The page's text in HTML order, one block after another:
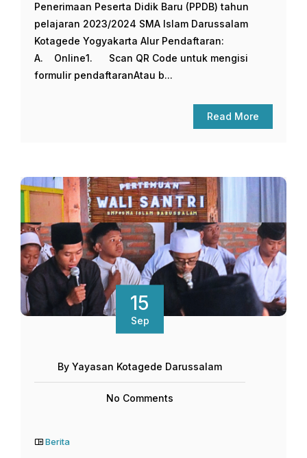
Penerimaan Peserta Didik Baru (PPDB) tahun
pelajaran 2023/2024 SMA Islam Darussalam
Kotagede Yogyakarta Alur Pendaftaran:
A. Online1. Scan QR Code untuk mengisi
formulir pendaftaranAtau b...
Read More
15
Sep
By Yayasan Kotagede Darussalam
No Comments
Berita